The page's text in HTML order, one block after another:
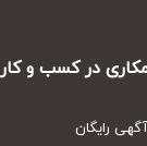
در کسب و کار
رایگان